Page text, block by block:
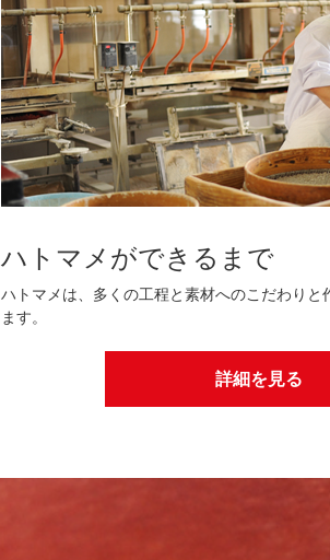
ハトマメができるまで
ハトマメは、多くの工程と素材へのこだわりと
ます。
詳細を見る